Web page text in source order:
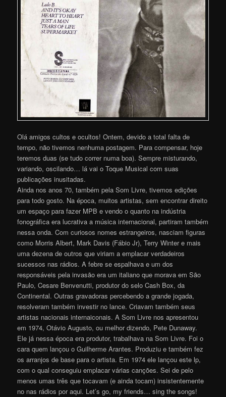
Olá amigos cultos e ocultos! Ontem, devido a total falta de
tempo, não tivemos nenhuma postagem. Para compensar, hoje
teremos duas (se tudo correr numa boa). Sempre misturando,
variando, oscilando… lá vai o Toque Musical com suas
publicações inusitadas.
Ainda nos anos 70, também pela Som Livre, tivemos edições
para todo gosto. Na época, muitos artistas, sem encontrar direito
um espaço para fazer MPB e vendo o quanto na indústria
fonográfica era lucrativa a música internacional, partiram também
nessa onda. Com curiosos nomes estrangeiros, nasciam figuras
como Morris Albert, Mark Davis (Fábio Jr), Terry Winter e mais
uma dezena de outros que viriam a emplacar verdadeiros
sucessos nas rádios. A febre se espalhava e um dos
responsáveis pela invasão era um italiano que morava em São
Paulo, Cesare Benvenutti, produtor do selo Cash Box, da
Continental. Outras gravadoras percebendo a grande jogada,
resolveram também investir no lance. Criavam também seus
artistas nacionais internaiconais. A Som Livre nos apresentou
em 1974, Otávio Augusto, ou melhor dizendo, Pete Dunaway.
Ele já nessa época era produtor, trabalhava na Som Livre. Foi o
cara quem lançou o Guilherme Arantes. Produziu e também fez
os arranjos de base para o artista. Em 1974 ele lançou este lp,
com o qual conseguiu emplacar várias canções. Sei de pelo
menos umas três que tocavam (e ainda tocam) insistentemente
no nas rádios por aqui. Let’s go, my friends… sing the songs!